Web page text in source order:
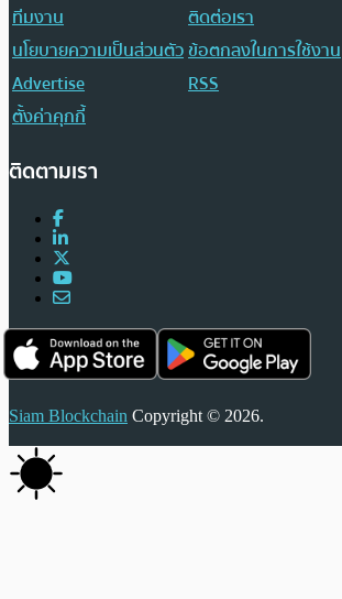
ทีมงาน
ติดต่อเรา
นโยบายความเป็นส่วนตัวข้อตกลงในการใช้งาน
Advertise
RSS
ตั้งค่าคุกกี้
ติดตามเรา
Siam Blockchain Copyright © 2026.